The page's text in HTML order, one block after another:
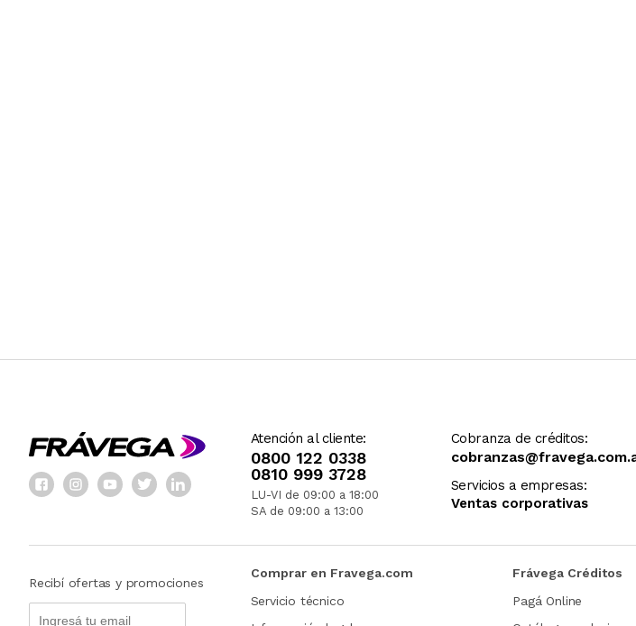
Atención al cliente:
0800 122 0338
0810 999 3728
LU-VI de 09:00 a 18:00
SA de 09:00 a 13:00
Cobranza de créditos:
Servicios a empresas:
Ventas corporativas
Recibí ofertas y promociones
Comprar en Fravega.com
Servicio técnico
Frávega Créditos
Pagá Online